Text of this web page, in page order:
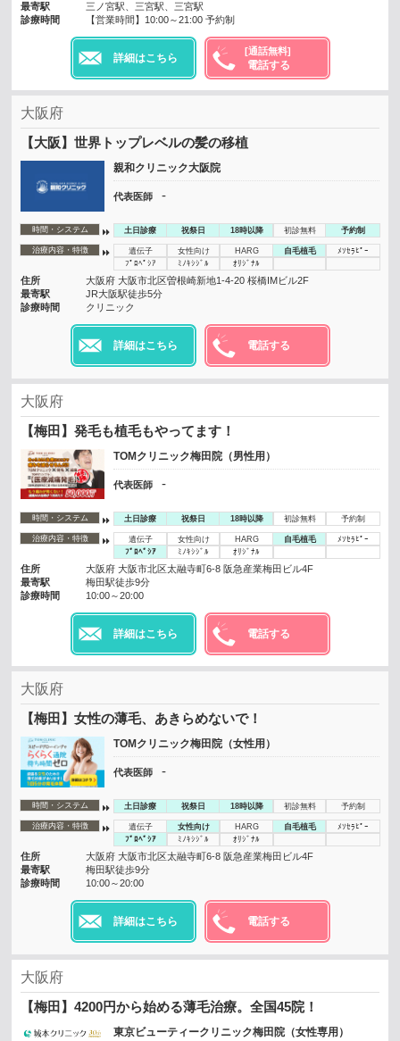
最寄駅
三ノ宮駅、三宮駅、三宮駅
診療時間
【営業時間】10:00～21:00 予約制
詳細はこちら
[通話無料]
電話する
大阪府
【大阪】世界トップレベルの髪の移植
親和クリニック大阪院
代表医師 -
時間・システム 土日診療 祝祭日 18時以降 初診無料 予約制
治療内容・特徴 遺伝子 女性向け HARG 自毛植毛
ﾒｿｾﾗﾋﾟｰ
ﾌﾟﾛﾍﾟｼｱ
ﾐﾉｷｼｼﾞﾙ ｵﾘｼﾞﾅﾙ
住所
大阪府 大阪市北区曽根崎新地1-4-20 桜橋IMビル2F
最寄駅
JR大阪駅徒歩5分
診療時間
クリニック
詳細はこちら 電話する
大阪府
【梅田】発毛も植毛もやってます！
TOMクリニック梅田院（男性用）
代表医師 -
時間・システム 土日診療 祝祭日 18時以降 初診無料 予約制
治療内容・特徴 遺伝子 女性向け HARG 自毛植毛
ﾒｿｾﾗﾋﾟｰ
ﾌﾟﾛﾍﾟｼｱ
ﾐﾉｷｼｼﾞﾙ ｵﾘｼﾞﾅﾙ
住所
大阪府 大阪市北区太融寺町6-8 阪急産業梅田ビル4F
最寄駅
梅田駅徒歩9分
診療時間
10:00～20:00
詳細はこちら 電話する
大阪府
【梅田】女性の薄毛、あきらめないで！
TOMクリニック梅田院（女性用）
代表医師 -
時間・システム 土日診療 祝祭日 18時以降 初診無料 予約制
治療内容・特徴 遺伝子 女性向け HARG 自毛植毛
ﾒｿｾﾗﾋﾟｰ
ﾌﾟﾛﾍﾟｼｱ
ﾐﾉｷｼｼﾞﾙ ｵﾘｼﾞﾅﾙ
住所
大阪府 大阪市北区太融寺町6-8 阪急産業梅田ビル4F
最寄駅
梅田駅徒歩9分
診療時間
10:00～20:00
詳細はこちら 電話する
大阪府
【梅田】4200円から始める薄毛治療。全国45院！
東京ビューティークリニック梅田院（女性専用）